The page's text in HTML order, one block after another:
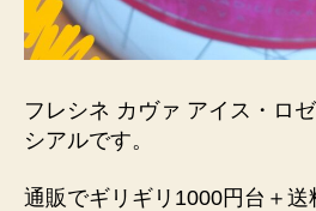
フレシネ カヴァ アイス・ロ
シアルです。
通販でギリギリ1000円台＋送